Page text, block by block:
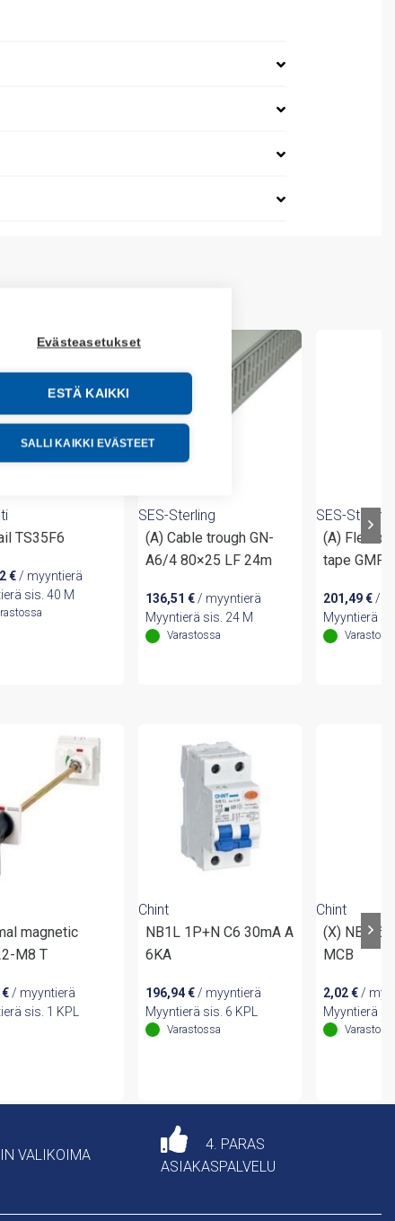
Evästeasetukset
ESTÄ KAIKKI
SALLI KAIKKI EVÄSTEET
TS35F6
€ / myyntierä
sis. 40 M
SES-Sterling
(A) Cable trough GN-
A6/4 80×25 LF 24m
136,51 €/ myyntierä
Myyntierä sis. 24 M
Varastossa
SES-Sterling
(A)
tape GMF
201,49€ /
Myyntierä
magnetic
M8 T
€ / myyntierä
sis. 1 KPL
Chint
NB1L 1P+N C6 30mA A
6KA
196,94€/ myyntierä
Myyntierä sis. 6 KPL
Varastossa
Chint
(X) NB1-
MCB
2,02€ /
Myyntierä
VALIKOIMA
4. PARAS
ASIAKASPALVELU